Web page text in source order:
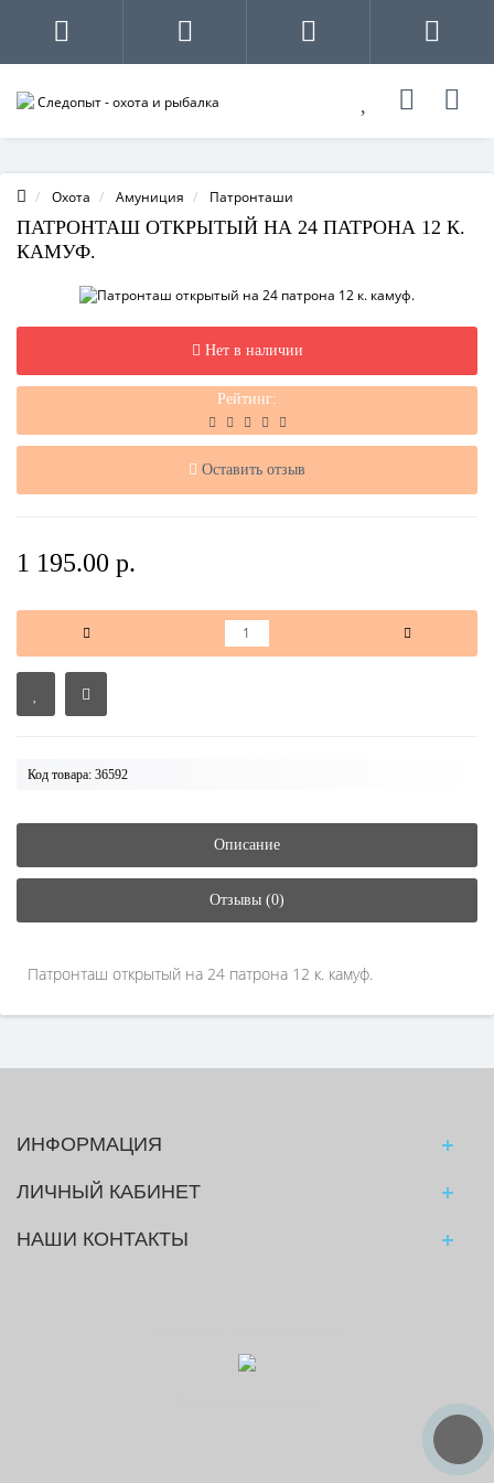
Охота Амуниция Патронташи
ПАТРОНТАШ ОТКРЫТЫЙ НА 24 ПАТРОНА 12 К.
КАМУФ.
Нет в наличии
Рейтинг:
Оставить отзыв
1 195.00 р.
Код товара: 36592
Описание
Отзывы (0)
Патронташ открытый на 24 патрона 12 к. камуф.
ИНФОРМАЦИЯ
ЛИЧНЫЙ КАБИНЕТ
НАШИ КОНТАКТЫ